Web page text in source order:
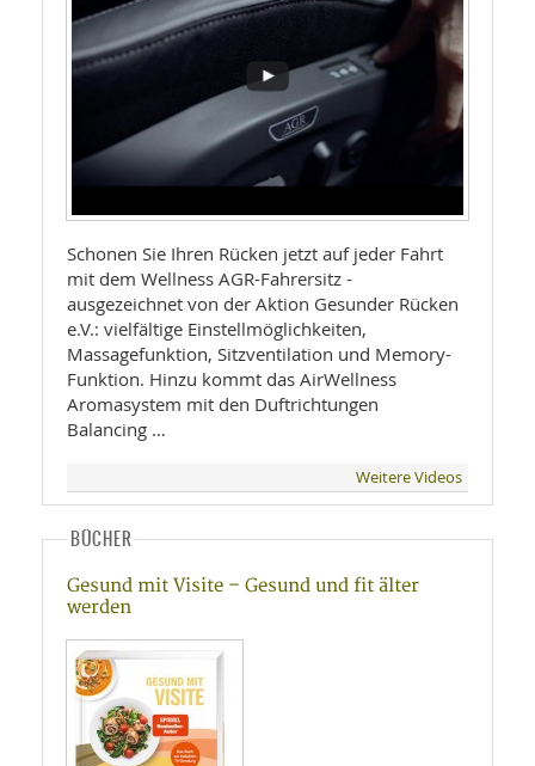
Schonen Sie Ihren Rücken jetzt auf jeder Fahrt
mit dem Wellness AGR-Fahrersitz -
ausgezeichnet von der Aktion Gesunder Rücken
e.V.: vielfältige Einstellmöglichkeiten,
Massagefunktion, Sitzventilation und Memory-
Funktion. Hinzu kommt das AirWellness
Aromasystem mit den Duftrichtungen
Balancing …
Weitere Videos
BÜCHER
Gesund mit Visite – Gesund und fit älter
werden